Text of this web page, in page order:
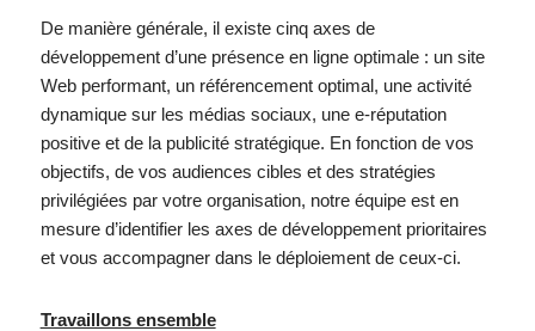
De manière générale, il existe cinq axes de
développement d’une présence en ligne optimale : un site
Web performant, un référencement optimal, une activité
dynamique sur les médias sociaux, une e-réputation
positive et de la publicité stratégique. En fonction de vos
objectifs, de vos audiences cibles et des stratégies
privilégiées par votre organisation, notre équipe est en
mesure d’identifier les axes de développement prioritaires
et vous accompagner dans le déploiement de ceux-ci.
Travaillons ensemble